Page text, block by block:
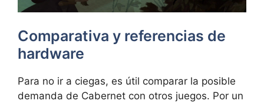
Comparativa y referencias de
hardware
Para no ir a ciegas, es útil comparar la posible
demanda de Cabernet con otros juegos. Por un